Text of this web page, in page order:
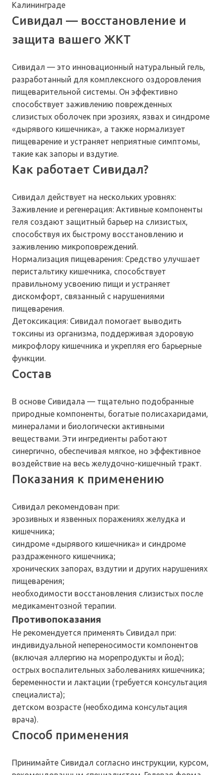
Калининграде
Сивидал — восстановление и
защита вашего ЖКТ
Сивидал — это инновационный натуральный гель,
разработанный для комплексного оздоровления
пищеварительной системы. Он эффективно
способствует заживлению поврежденных
слизистых оболочек при эрозиях, язвах и синдроме
«дырявого кишечника», а также нормализует
пищеварение и устраняет неприятные симптомы,
такие как запоры и вздутие.
Как работает Сивидал?
Сивидал действует на нескольких уровнях:
Заживление и регенерация: Активные компоненты
геля создают защитный барьер на слизистых,
способствуя их быстрому восстановлению и
заживлению микроповреждений.
Нормализация пищеварения: Средство улучшает
перистальтику кишечника, способствует
правильному усвоению пищи и устраняет
дискомфорт, связанный с нарушениями
пищеварения.
Детоксикация: Сивидал помогает выводить
токсины из организма, поддерживая здоровую
микрофлору кишечника и укрепляя его барьерные
функции.
Состав
В основе Сивидала — тщательно подобранные
природные компоненты, богатые полисахаридами,
минералами и биологически активными
веществами. Эти ингредиенты работают
синергично, обеспечивая мягкое, но эффективное
воздействие на весь желудочно-кишечный тракт.
Показания к применению
Сивидал рекомендован при:
эрозивных и язвенных поражениях желудка и
кишечника;
синдроме «дырявого кишечника» и синдроме
раздраженного кишечника;
хронических запорах, вздутии и других нарушениях
пищеварения;
необходимости восстановления слизистых после
медикаментозной терапии.
Противопоказания
Не рекомендуется применять Сивидал при:
индивидуальной непереносимости компонентов
(включая аллергию на морепродукты и йод);
острых воспалительных заболеваниях кишечника;
беременности и лактации (требуется консультация
специалиста);
детском возрасте (необходима консультация
врача).
Способ применения
Принимайте Сивидал согласно инструкции, курсом,